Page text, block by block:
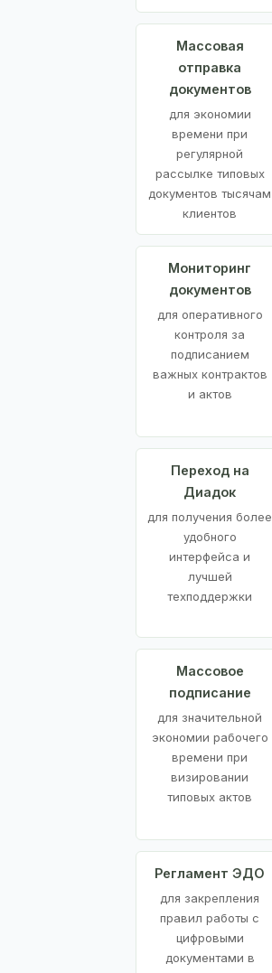
Массовая
отправка
документов
для экономии
времени при
регулярной
рассылке типовых
документов тысячам
клиентов
Мониторинг
документов
для оперативного
контроля за
подписанием
важных контрактов
и актов
Переход на
Диадок
для получения более
удобного
интерфейса и
лучшей
техподдержки
Массовое
подписание
для значительной
экономии рабочего
времени при
визировании
типовых актов
Регламент ЭДО
для закрепления
правил работы с
цифровыми
документами в